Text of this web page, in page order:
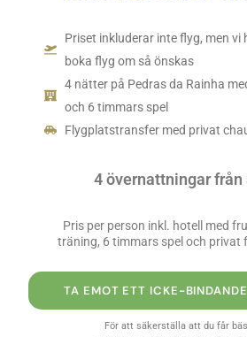
Priset inkluderar inte flyg, men vi
boka flyg om så önskas
4 nätter på Pedras da Rainha
och 6 timmars spel
Flygplatstransfer med privat
4 övernattningar från
Pris per person inkl. hotell med
träning, 6 timmars spel och privat
TA EMOT ETT ICKE-
För att säkerställa att du får